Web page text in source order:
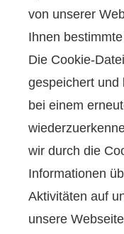
von unserer
Ihnen
Die Cookie-
gespeichert und
bei einem
wir durch die
Informationen
Aktivitäten auf
unsere